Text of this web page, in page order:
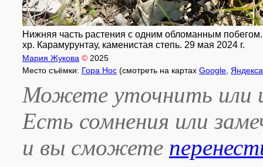
Нижняя часть растения с одним обломанным
хр. Карамурунтау, каменистая степь. 29 мая 2024 г.
Мария Жукова © 2025
Место съёмки: Гора Нос (смотреть на картах Google Яндекса
Можете уточнить или
Есть сомнения или
и вы сможете